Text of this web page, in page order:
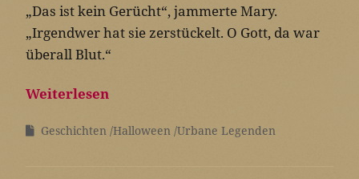
„Das ist kein Gerücht“, jammerte Mary.
„Irgendwer hat sie zerstückelt. O Gott, da war
überall Blut.“
Weiterlesen
Geschichten Halloween Urbane Legenden